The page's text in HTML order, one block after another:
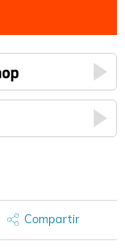
Compartir